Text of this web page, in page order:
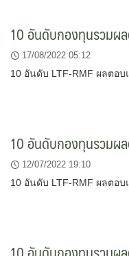
10 อันดับกองทุนรวม
17/08/2022 05:12
10 อันดับ LTF-RMF ผลตอ
10 อันดับกองทุนรวม
12/07/2022 19:10
10 อันดับ LTF-RMF ผลตอ